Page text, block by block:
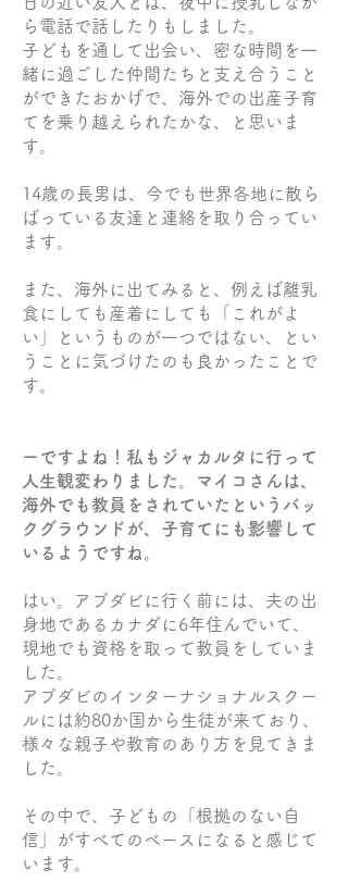
ら電話で話したりもしました。
子どもを通して出会い、密な時間を一
緒に過ごした仲間たちと支え合うこと
ができたおかげで、海外での出産子育
てを乗り越えられたかな、と思いま
す。
14歳の長男は、今でも世界各地に散ら
ばっている友達と連絡を取り合ってい
ます。
また、海外に出てみると、例えば離乳
食にしても産着にしても「これがよ
い」というものが一つではない、とい
うことに気づけたのも良かったことで
す。
ーですよね！私もジャカルタに行って
人生観変わりました。マイコさんは、
海外でも教員をされていたというバッ
クグラウンドが、子育てにも影響して
いるようですね。
はい。アブダビに行く前には、夫の出
身地であるカナダに6年住んでいて、
現地でも資格を取って教員をしていま
した。
アブダビのインターナショナルスクー
ルには約80か国から生徒が来ており、
様々な親子や教育のあり方を見てきま
した。
その中で、子どもの「根拠のない自
信」がすべてのベースになると感じて
います。